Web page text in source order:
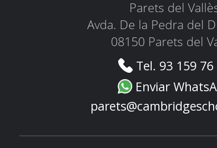
Parets del
Avda. De la Pedra del
08150 Parets del
Tel. 93 159
Enviar